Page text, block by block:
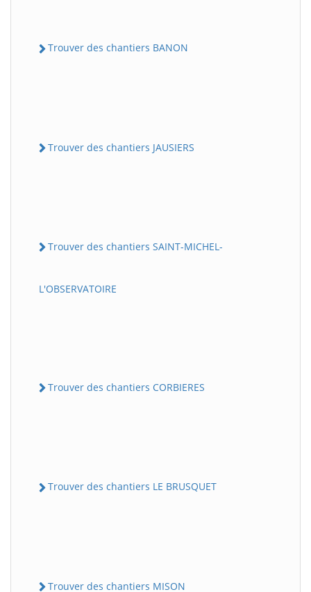
Trouver des chantiers BANON
Trouver des chantiers JAUSIERS
Trouver des chantiers SAINT-MICHEL-
L'OBSERVATOIRE
Trouver des chantiers CORBIERES
Trouver des chantiers LE BRUSQUET
Trouver des chantiers MISON